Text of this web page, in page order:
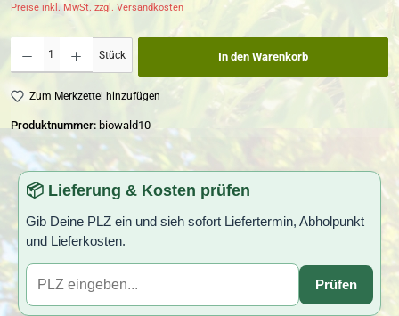
Preise inkl. MwSt. zzgl. Versandkosten
Produkt Anzahl: Gib den gewünschten Wert ein oder benutze die Schaltflächen um die Anzahl zu
Stück In den Warenkorb
Zum Merkzettel hinzufügen
Produktnummer: biowald10
📦 Lieferung & Kosten prüfen
Gib Deine PLZ ein und sieh sofort Liefertermin, Abholpunkt
und Lieferkosten.
Prüfen